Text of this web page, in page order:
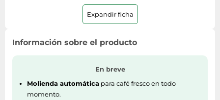
LCD
Si
Expandir ficha
Información sobre el producto
En breve
Molienda automática para café fresco en todo
momento.